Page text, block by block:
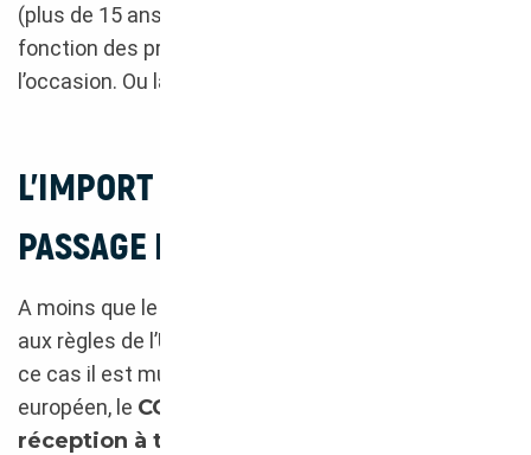
(plus de 15 ans), son estimation est faite en
fonction des prix pratiqués sur le marché de
l’occasion. Ou là aussi par expertise.
L’IMPORT JAPON IMPOSE UN
PASSAGE PAR LA DREAL
A moins que le véhicule importé ne soit conforme
aux règles de l’UE en matière d’automobile (et dans
ce cas il est muni d’un certificat de conformité
européen, le COC
réception à titre isolé